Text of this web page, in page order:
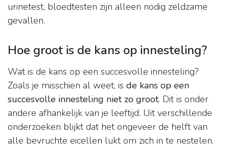
urinetest, bloedtesten zijn alleen nodig zeldzame
gevallen.
Hoe groot is de kans op innesteling?
Wat is de kans op een succesvolle innesteling?
Zoals je misschien al weet, is de kans op een
succesvolle innesteling niet zo groot. Dit is onder
andere afhankelijk van je leeftijd. Uit verschillende
onderzoeken blijkt dat het ongeveer de helft van
alle bevruchte eicellen lukt om zich in te nestelen.